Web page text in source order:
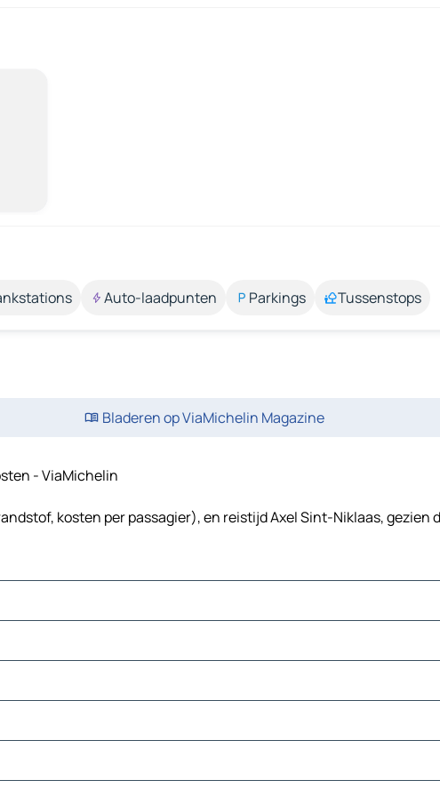
Auto-laadpunten Parkings Tussenstops
Bladeren op ViaMichelin Magazine
- ViaMichelin
kosten per passagier), en reistijd Axel Sint-Niklaas, gezien